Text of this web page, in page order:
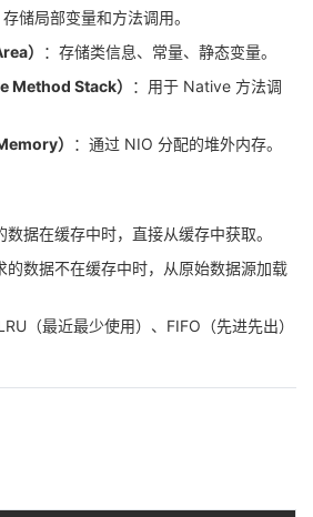
存储局部变量和方法调用。
）
：存储类信息、常量、静态变量。
Method Stack）
：用于 Native 方法调
）
：通过 NIO 分配的堆外内存。
数据在缓存中时，直接从缓存中获取。
的数据不在缓存中时，从原始数据源加载
（最近最少使用）、FIFO（先进先出）